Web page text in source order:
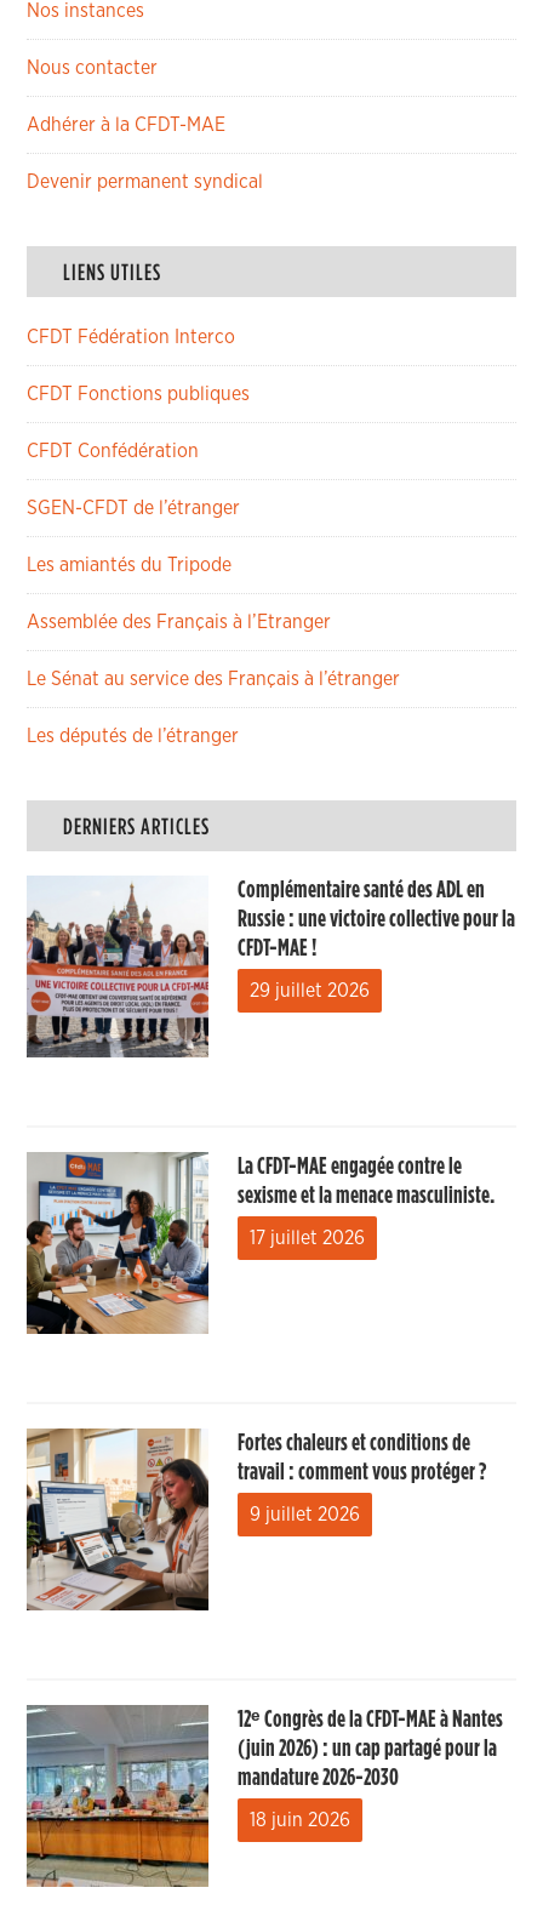
Nos instances
Nous contacter
Adhérer à la CFDT-MAE
Devenir permanent syndical
LIENS UTILES
CFDT Fédération Interco
CFDT Fonctions publiques
CFDT Confédération
SGEN-CFDT de l’étranger
Les amiantés du Tripode
Assemblée des Français à l’Etranger
Le Sénat au service des Français à l’étranger
Les députés de l’étranger
DERNIERS ARTICLES
Complémentaire santé des ADL en
Russie : une victoire collective pour la
CFDT-MAE !
29 juillet 2026
La CFDT-MAE engagée contre le
sexisme et la menace masculiniste.
17 juillet 2026
Fortes chaleurs et conditions de
travail : comment vous protéger ?
9 juillet 2026
12ᵉ Congrès de la CFDT-MAE à Nantes
(juin 2026) : un cap partagé pour la
mandature 2026-2030
18 juin 2026